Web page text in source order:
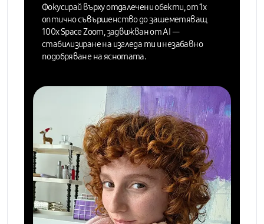
Фокусирай върху отдалечени обекти, от 1x
оптично съвършенство до зашеметяващ
100x Space Zoom, задвижван от AI—
стабилизиране на изгледа ти и незабавно
подобряване на яснотата.